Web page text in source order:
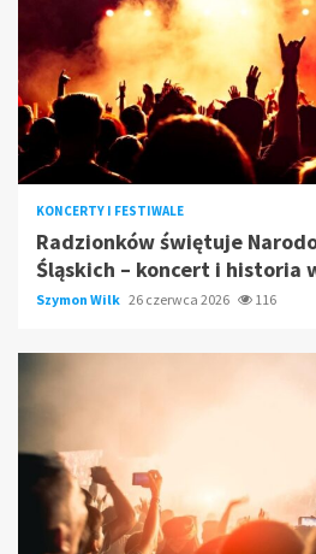
KONCERTY I FESTIWALE
Radzionków świętuje
Śląskich – koncert i historia
Szymon Wilk 26 czerwca 2026 116